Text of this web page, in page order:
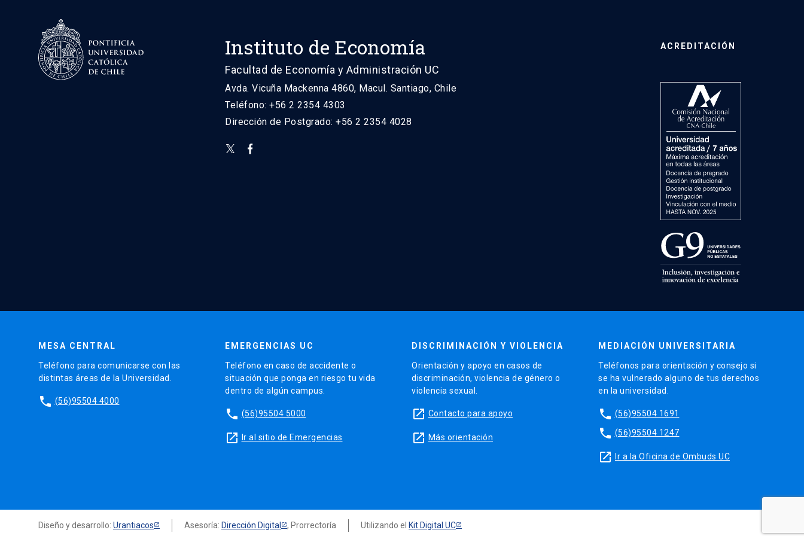
Instituto de Economía
Facultad de Economía y Administración UC
Avda. Vicuña Mackenna 4860, Macul. Santiago, Chile
Teléfono: +56 2 2354 4303
Dirección de Postgrado: +56 2 2354 4028
ACREDITACIÓN
MESA CENTRAL
Teléfono para comunicarse con las
distintas áreas de la Universidad.
phone (56)95504 4000
EMERGENCIAS UC
Teléfono en caso de accidente o
situación que ponga en riesgo tu vida
dentro de algún campus.
phone (56)95504 5000
launch Ir al sitio de Emergencias
DISCRIMINACIÓN Y VIOLENCIA
Orientación y apoyo en casos de
discriminación, violencia de género o
violencia sexual.
launch Contacto para apoyo
launch Más orientación
MEDIACIÓN UNIVERSITARIA
Teléfonos para orientación y consejo si
se ha vulnerado alguno de tus derechos
en la universidad.
phone (56)95504 1691
phone (56)95504 1247
launch Ir a la Oficina de Ombuds UC
Diseño y desarrollo: Urantiacos Asesoría: Dirección Digital , Prorrectoría Utilizando el Kit Digital UC